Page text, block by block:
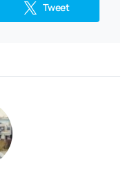
Tweet